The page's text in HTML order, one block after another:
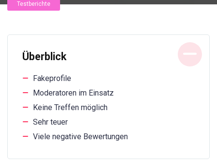
Testberichte
Überblick
Fakeprofile
Moderatoren im Einsatz
Keine Treffen möglich
Sehr teuer
Viele negative Bewertungen